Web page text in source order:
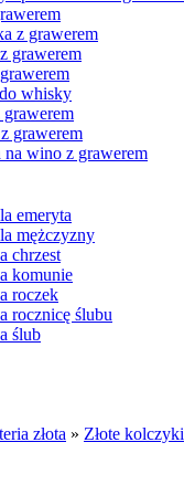
z grawerem
grawerem
whisky
grawerem
na wino z grawerem
emeryta
mężczyzny
chrzest
komunie
roczek
rocznicę ślubu
ślub
złota » Złote kolczyki